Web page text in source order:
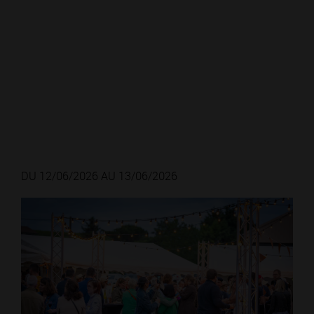
DU 12/06/2026 AU 13/06/2026